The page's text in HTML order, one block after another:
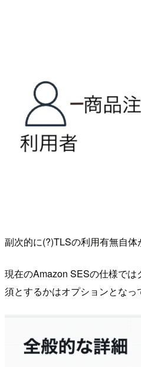
副次的に(?)TLSの利用有無自
現在のAmazon SESの仕様で
須とするかはオプションとなっ